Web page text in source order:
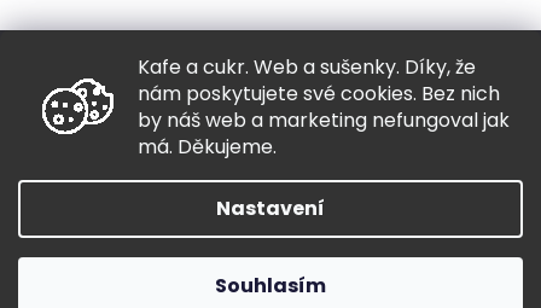
Kafe a cukr. Web a sušenky. Díky, že
nám poskytujete své cookies. Bez nich
by náš web a marketing nefungoval jak
má. Děkujeme.
Nastavení
Souhlasím
Copyright 2026Hugo chodí bos. Všechna práva vyhrazena.
Grafický návrh vytvořil a nakódovalShoptak.cz